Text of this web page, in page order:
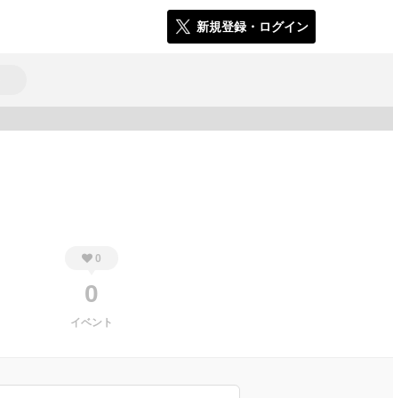
新規登録・ログイン
0
0
イベント